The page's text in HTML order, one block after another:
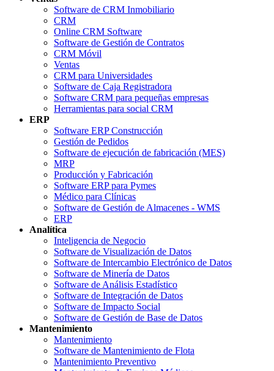
Software de CRM Inmobiliario
CRM
Online CRM Software
Software de Gestión de Contratos
CRM Móvil
Ventas
CRM para Universidades
Software de Caja Registradora
Software CRM para pequeñas empresas
Herramientas para social CRM
ERP
Software ERP Construcción
Gestión de Pedidos
Software de ejecución de fabricación (MES)
MRP
Producción y Fabricación
Software ERP para Pymes
Médico para Clínicas
Software de Gestión de Almacenes - WMS
ERP
Analítica
Inteligencia de Negocio
Software de Visualización de Datos
Software de Intercambio Electrónico de Datos
Software de Minería de Datos
Software de Análisis Estadístico
Software de Integración de Datos
Software de Impacto Social
Software de Gestión de Base de Datos
Mantenimiento
Mantenimiento
Software de Mantenimiento de Flota
Mantenimiento Preventivo